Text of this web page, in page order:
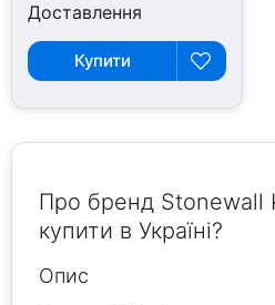
Доставлення
Купити
Про бренд Stonewall
купити в Україні?
Опис